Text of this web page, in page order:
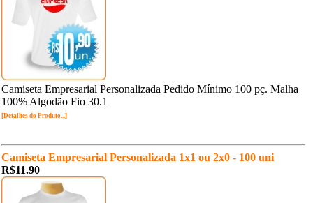
Camiseta Empresarial Personalizada Pedido Mínimo 100 pç. Malha
100% Algodão Fio 30.1
[Detalhes do Produto...]
Camiseta Empresarial Personalizada 1x1 ou 2x0 - 100 uni
R$11.90